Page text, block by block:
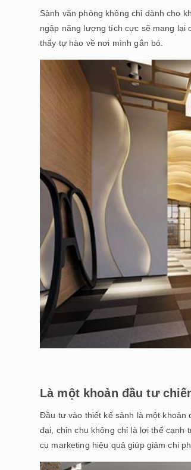
Sảnh văn phòng không chỉ dành cho
ngập năng lượng tích cực sẽ mang lại
thấy tự hào về nơi mình gắn bó.
Là một khoản đầu tư
Đầu tư vào thiết kế sảnh là một
đại, chỉn chu không chỉ là lợi thế cạnh
cụ marketing hiệu quả giúp giảm chi